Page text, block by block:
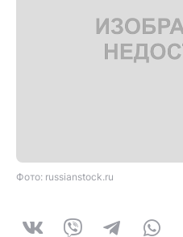
Фото: russianstock.ru